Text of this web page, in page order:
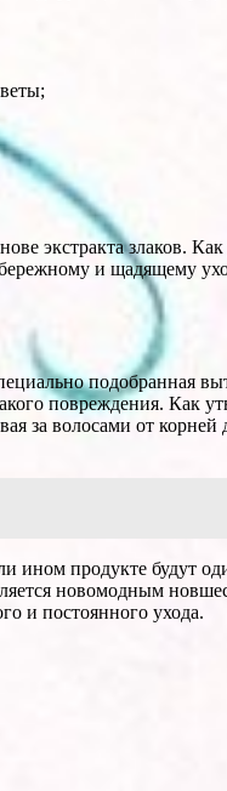
экстракта злаков.
и щадящему
подобранная
повреждения. Как
за волосами от
ином продукте будут
новомодным
и постоянного ухода.